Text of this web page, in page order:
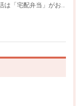
体づくりのための食生活は「宅配弁当」がおすすめ